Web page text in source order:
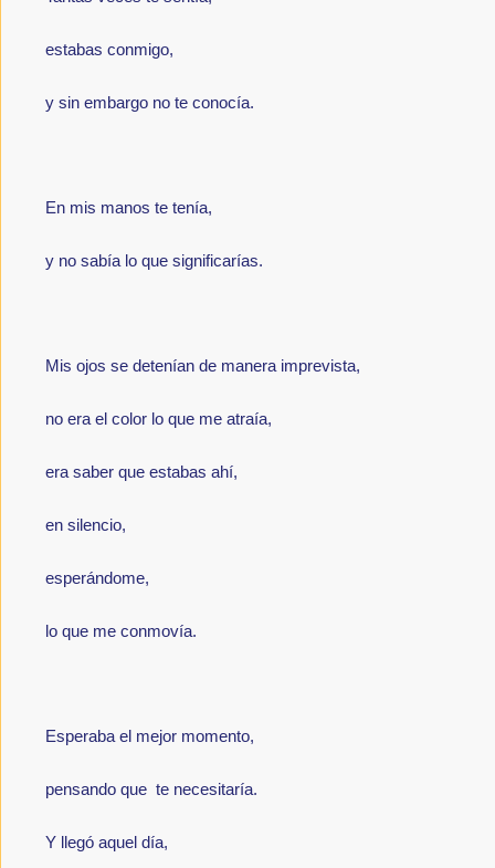
estabas conmigo,
y sin embargo no te conocía.
En mis manos te tenía,
y no sabía lo que significarías.
Mis ojos se detenían de manera imprevista,
no era el color lo que me atraía,
era saber que estabas ahí,
en silencio,
esperándome,
lo que me conmovía.
Esperaba el mejor momento,
pensando que te necesitaría.
Y llegó aquel día,